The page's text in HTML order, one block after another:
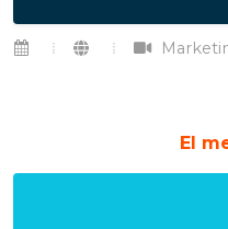
El